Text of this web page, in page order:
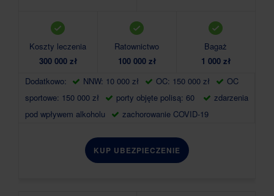
Koszty leczenia
300 000 zł
Ratownictwo
100 000 zł
Bagaż
1 000 zł
Dodatkowo:
NNW: 10 000 zł OC: 150 000 zł
OC
sportowe: 150 000 zł
porty objęte polisą: 60
zdarzenia
pod wpływem alkoholu
zachorowanie COVID-19
KUP UBEZPIECZENIE